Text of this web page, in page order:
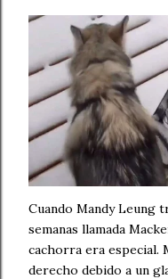
Cuando Mandy Leung
semanas llamada
cachorra era especial.
derecho debido a un